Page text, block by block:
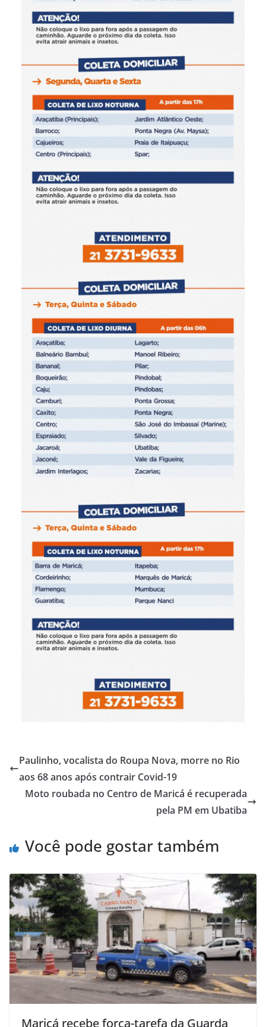
Paulinho, vocalista do Roupa Nova, morre no Rio
aos 68 anos após contrair Covid-19
Moto roubada no Centro de Maricá é recuperada
pela PM em Ubatiba
Você pode gostar também
Maricá recebe força-tarefa da Guarda